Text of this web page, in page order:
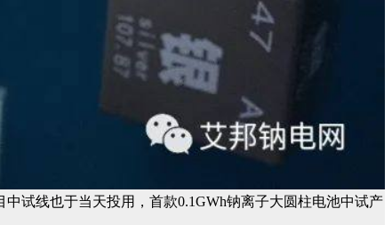
试线也于当天投用，首款0.1GWh钠离子大圆柱电池中试产